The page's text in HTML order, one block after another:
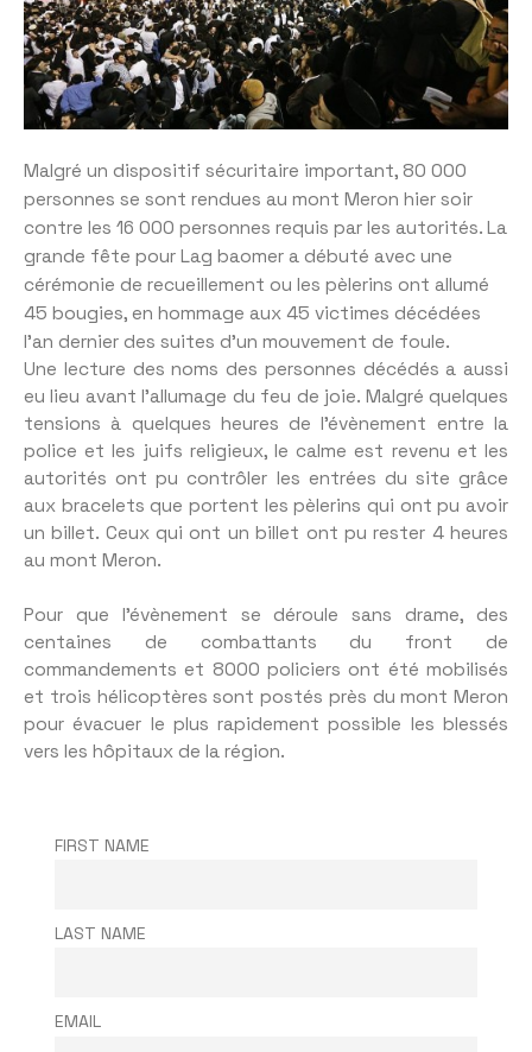
Malgré un dispositif sécuritaire important, 80 000
personnes se sont rendues au mont Meron hier soir
contre les 16 000 personnes requis par les autorités. La
grande fête pour Lag baomer a débuté avec une
cérémonie de recueillement ou les pèlerins ont allumé
45 bougies, en hommage aux 45 victimes décédées
l’an dernier des suites d’un mouvement de foule.
Une lecture des noms des personnes décédés a aussi
eu lieu avant l’allumage du feu de joie. Malgré quelques
tensions à quelques heures de l’évènement entre la
police et les juifs religieux, le calme est revenu et les
autorités ont pu contrôler les entrées du site grâce
aux bracelets que portent les pèlerins qui ont pu avoir
un billet. Ceux qui ont un billet ont pu rester 4 heures
au mont Meron.
Pour que l’évènement se déroule sans drame, des
centaines de combattants du front de
commandements et 8000 policiers ont été mobilisés
et trois hélicoptères sont postés près du mont Meron
pour évacuer le plus rapidement possible les blessés
vers les hôpitaux de la région.
FIRST NAME
LAST NAME
EMAIL